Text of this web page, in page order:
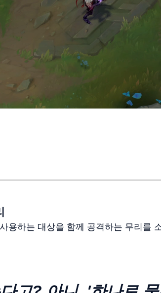
용하는 대상을 함께 공격하는 무리를